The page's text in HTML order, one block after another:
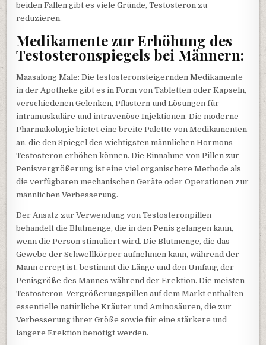
beiden Fällen gibt es viele Gründe, Testosteron zu
reduzieren.
Medikamente zur Erhöhung des
Testosteronspiegels bei Männern:
Maasalong Male: Die testosteronsteigernden Medikamente
in der Apotheke gibt es in Form von Tabletten oder Kapseln,
verschiedenen Gelenken, Pflastern und Lösungen für
intramuskuläre und intravenöse Injektionen. Die moderne
Pharmakologie bietet eine breite Palette von Medikamenten
an, die den Spiegel des wichtigsten männlichen Hormons
Testosteron erhöhen können. Die Einnahme von Pillen zur
Penisvergrößerung ist eine viel organischere Methode als
die verfügbaren mechanischen Geräte oder Operationen zur
männlichen Verbesserung.
Der Ansatz zur Verwendung von Testosteronpillen
behandelt die Blutmenge, die in den Penis gelangen kann,
wenn die Person stimuliert wird. Die Blutmenge, die das
Gewebe der Schwellkörper aufnehmen kann, während der
Mann erregt ist, bestimmt die Länge und den Umfang der
Penisgröße des Mannes während der Erektion. Die meisten
Testosteron-Vergrößerungspillen auf dem Markt enthalten
essentielle natürliche Kräuter und Aminosäuren, die zur
Verbesserung ihrer Größe sowie für eine stärkere und
längere Erektion benötigt werden.